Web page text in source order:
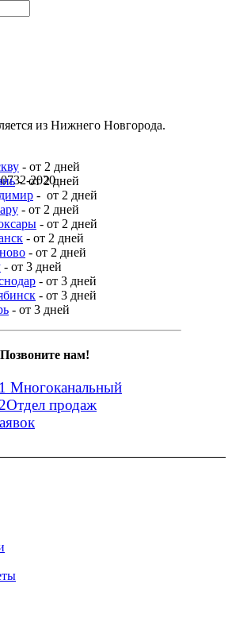
2020
из Нижнего Новгорода.
- от 2 дней
- от 2 дней
- от 2 дней
- от 2 дней
- от 2 дней
- от 2 дней
- от 2 дней
- от 3 дней
- от 3 дней
- от 3 дней
- от 3 дней
нам!
Многоканальный
Отдел продаж